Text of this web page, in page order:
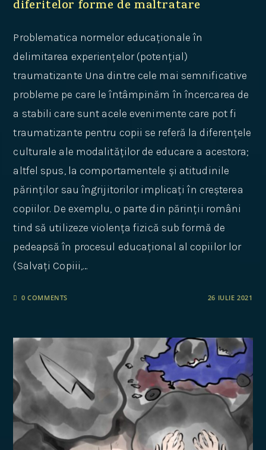
diferitelor forme de maltratare
Problematica normelor educaționale în
delimitarea experiențelor (potențial)
traumatizante Una dintre cele mai semnificative
probleme pe care le întâmpinăm în încercarea de
a stabili care sunt acele evenimente care pot fi
traumatizante pentru copii se referă la diferențele
culturale ale modalităților de educare a acestora;
altfel spus, la comportamentele și atitudinile
părinților sau îngrijitorilor implicați în creșterea
copiilor. De exemplu, o parte din părinții români
tind să utilizeze violența fizică sub formă de
pedeapsă în procesul educațional al copiilor lor
(Salvați Copiii,…
0 COMMENTS 26 IULIE 2021